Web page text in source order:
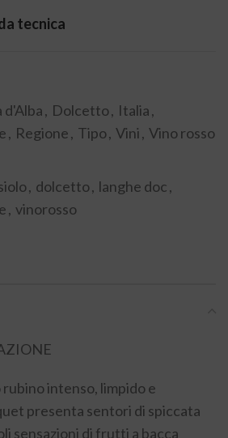
tecnica
d'Alba, Dolcetto, Italia,
, Regione, Tipo, Vini, Vino rosso
, dolcetto, langhe doc,
, vinorosso
intenso, limpido e
presenta sentori di spiccata
sensazioni di frutti a bacca